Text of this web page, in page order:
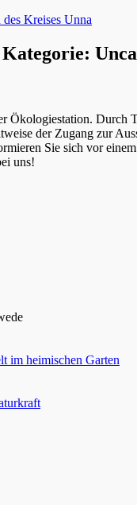
Ökologiestation. Durch
der Zugang zur
Sie sich vor
uns!
im heimischen Garten